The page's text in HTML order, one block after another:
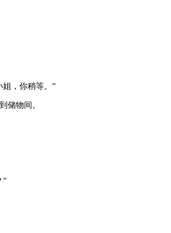
，你稍等。”
储物间。
”